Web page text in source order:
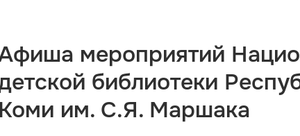
мероприятий
библиотеки
Коми им. С.Я. Маршака